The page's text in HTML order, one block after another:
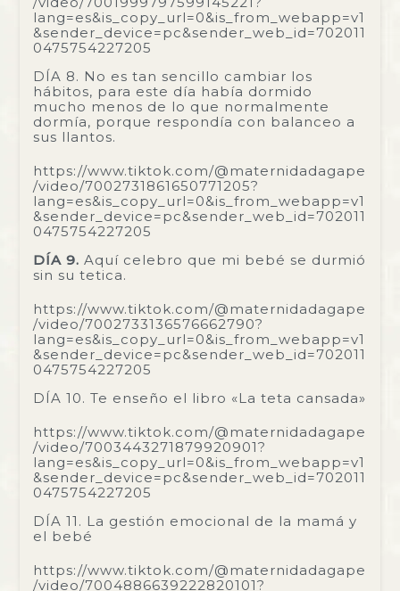
lang=es&is_copy_url=0&is_from_webapp=v1
&sender_device=pc&sender_web_id=702011
0475754227205
DÍA 8. No es tan sencillo cambiar los
hábitos, para este día había dormido
mucho menos de lo que normalmente
dormía, porque respondía con balanceo a
sus llantos.
https://www.tiktok.com/@maternidadagape
/video/7002731861650771205?
lang=es&is_copy_url=0&is_from_webapp=v1
&sender_device=pc&sender_web_id=702011
0475754227205
DÍA 9.Aquí celebro que mi bebé se durmió
sin su tetica.
https://www.tiktok.com/@maternidadagape
/video/7002733136576662790?
lang=es&is_copy_url=0&is_from_webapp=v1
&sender_device=pc&sender_web_id=702011
0475754227205
DÍA 10. Te enseño el libro «La teta cansada»
https://www.tiktok.com/@maternidadagape
/video/7003443271879920901?
lang=es&is_copy_url=0&is_from_webapp=v1
&sender_device=pc&sender_web_id=702011
0475754227205
DÍA 11. La gestión emocional de la mamá y
el bebé
https://www.tiktok.com/@maternidadagape
/video/7004886639222820101?